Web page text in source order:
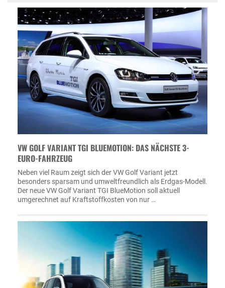
VW GOLF VARIANT TGI BLUEMOTION: DAS NÄCHSTE 3-
EURO-FAHRZEUG
Neben viel Raum zeigt sich der VW Golf Variant jetzt
besonders sparsam und umweltfreundlich als Erdgas-Modell.
Der neue VW Golf Variant TGI BlueMotion soll aktuell
umgerechnet auf Kraftstoffkosten von nur …